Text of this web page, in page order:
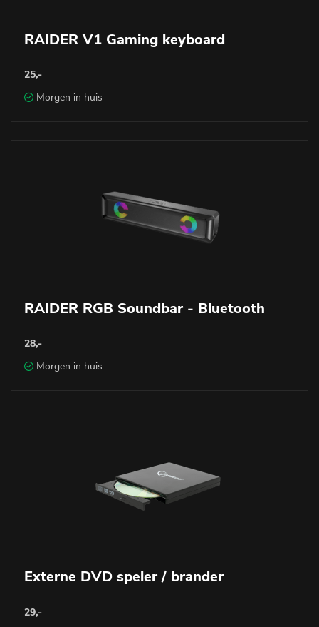
RAIDER V1 Gaming keyboard
25,-
Morgen in huis
RAIDER RGB Soundbar - Bluetooth
28,-
Morgen in huis
Externe DVD speler / brander
29,-